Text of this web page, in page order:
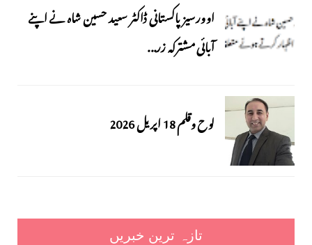
اوورسیز پاکستانی ڈاکٹر سعید حسین شاہ نے اپنے
آبائی مشترکہ زر...
لوح وقلم 18 اپریل 2026
تازہ ترین خبریں